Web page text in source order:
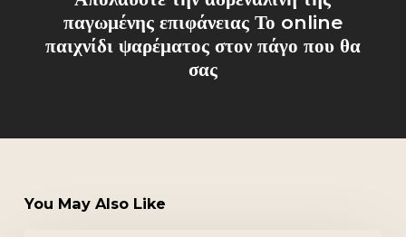
παγωμένης επιφάνειας Το online
παιχνίδι ψαρέματος στον πάγο που θα
σας
You May Also Like